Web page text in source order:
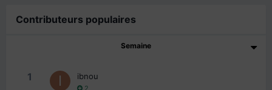
Contributeurs populaires
Semaine
1 ibnou